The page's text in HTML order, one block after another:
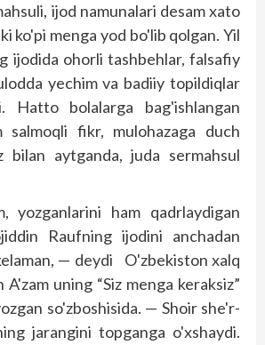
ijod namunalari desam xato
ko'pi menga yod bo'lib qolgan. Yil
ijodida ohorli tashbehlar, falsafiy
yechim va badiiy topildiqlar
Hatto bolalarga bag'ishlangan
salmoqli fikr, mulohazaga duch
bilan aytganda, juda sermahsul
yozganlarini ham qadrlaydigan
Raufning ijodini anchadan
— deydi O'zbekiston xalq
uning “Siz menga keraksiz”
so'zboshisida. — Shoir she'r­
jarangini top­ganga o'xshaydi.